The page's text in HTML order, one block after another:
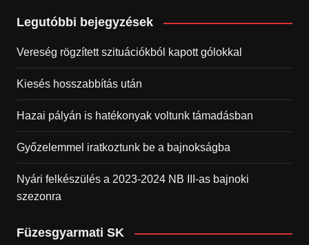
Legutóbbi bejegyzések
Vereség rögzített szituációkból kapott gólokkal
Kiesés hosszabbítás után
Hazai pályán is hatékonyak voltunk támadásban
Győzelemmel iratkoztunk be a bajnokságba
Nyári felkészülés a 2023-2024 NB III-as bajnoki
szezonra
Füzesgyarmati SK